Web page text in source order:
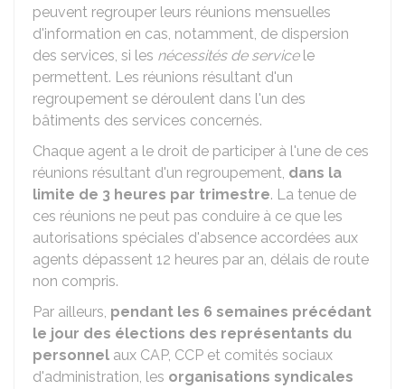
peuvent regrouper leurs réunions mensuelles
d'information en cas, notamment, de dispersion
des services, si les nécessités de servicele
permettent. Les réunions résultant d'un
regroupement se déroulent dans l'un des
bâtiments des services concernés.
Chaque agent a le droit de participer à l'une de ces
réunions résultant d'un regroupement, dans la
limite de 3 heures par trimestre. La tenue de
ces réunions ne peut pas conduire à ce que les
autorisations spéciales d'absence accordées aux
agents dépassent 12 heures par an, délais de route
non compris.
Par ailleurs, pendant les 6 semaines précédant
le jour des élections des représentants du
personnel aux CAP, CCP et comités sociaux
d'administration, les organisations syndicales